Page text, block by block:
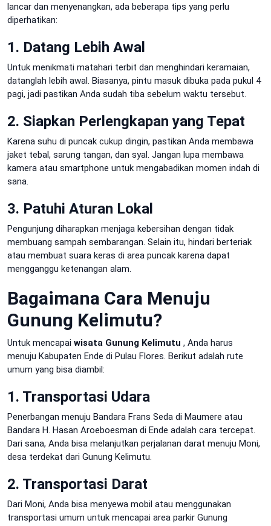
lancar dan menyenangkan, ada beberapa tips yang perlu
diperhatikan:
1. Datang Lebih Awal
Untuk menikmati matahari terbit dan menghindari keramaian,
datanglah lebih awal. Biasanya, pintu masuk dibuka pada pukul 4
pagi, jadi pastikan Anda sudah tiba sebelum waktu tersebut.
2. Siapkan Perlengkapan yang Tepat
Karena suhu di puncak cukup dingin, pastikan Anda membawa
jaket tebal, sarung tangan, dan syal. Jangan lupa membawa
kamera atau smartphone untuk mengabadikan momen indah di
sana.
3. Patuhi Aturan Lokal
Pengunjung diharapkan menjaga kebersihan dengan tidak
membuang sampah sembarangan. Selain itu, hindari berteriak
atau membuat suara keras di area puncak karena dapat
mengganggu ketenangan alam.
Bagaimana Cara Menuju
Gunung Kelimutu?
Untuk mencapai wisata Gunung Kelimutu , Anda harus
menuju Kabupaten Ende di Pulau Flores. Berikut adalah rute
umum yang bisa diambil:
1. Transportasi Udara
Penerbangan menuju Bandara Frans Seda di Maumere atau
Bandara H. Hasan Aroeboesman di Ende adalah cara tercepat.
Dari sana, Anda bisa melanjutkan perjalanan darat menuju Moni,
desa terdekat dari Gunung Kelimutu.
2. Transportasi Darat
Dari Moni, Anda bisa menyewa mobil atau menggunakan
transportasi umum untuk mencapai area parkir Gunung